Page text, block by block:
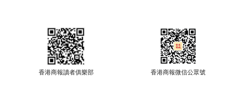
香港商報讀者俱樂部 香港商報微信公眾號